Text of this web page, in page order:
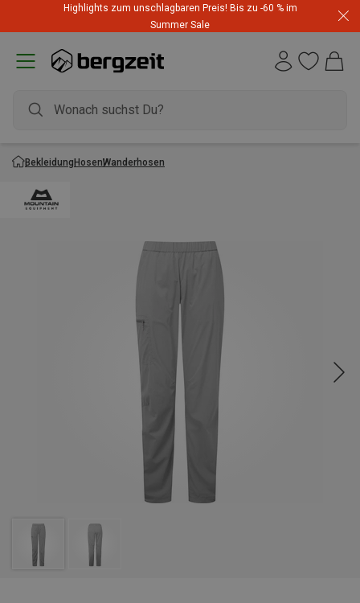
Highlights zum unschlagbaren Preis! Bis zu -60 % im
Summer Sale
BekleidungHosenWanderhosen